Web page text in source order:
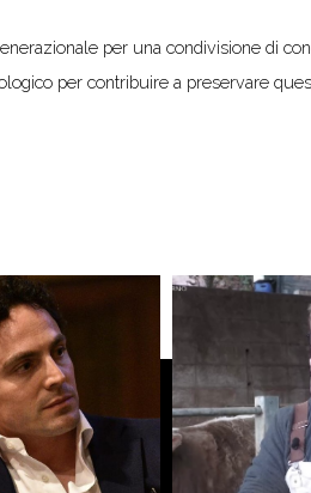
per una condivisione di
per contribuire a preservare